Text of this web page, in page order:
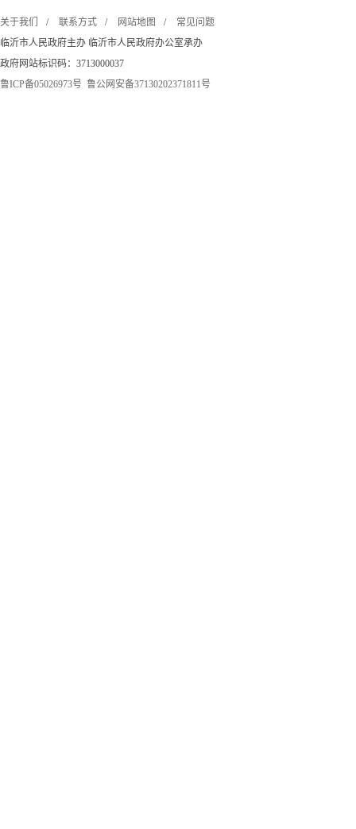
关于我们 / 联系方式 / 网站地图 /
常见问题
临沂市人民政府主办 临沂市人民政府办公室承办
政府网站标识码：3713000037
鲁ICP备05026973号 鲁公网安备37130202371811号